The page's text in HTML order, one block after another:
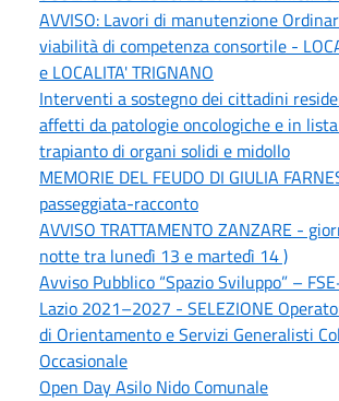
AVVISO: Lavori di manutenzione
viabilità di competenza consortile -
e LOCALITA' TRIGNANO
Interventi a sostegno dei cittadini
affetti da patologie oncologiche e in
trapianto di organi solidi e midollo
MEMORIE DEL FEUDO DI GIULIA
passeggiata-racconto
AVVISO TRATTAMENTO ZANZARE -
notte tra lunedì 13 e martedì 14 )
Avviso Pubblico “Spazio Sviluppo” –
Lazio 2021–2027 - SELEZIONE
di Orientamento e Servizi Generalisti
Occasionale
Open Day Asilo Nido Comunale